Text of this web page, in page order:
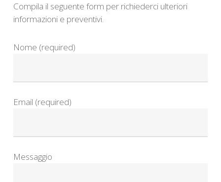
Compila il seguente form per richiederci ulteriori
informazioni e preventivi.
Nome (required)
Email (required)
Messaggio